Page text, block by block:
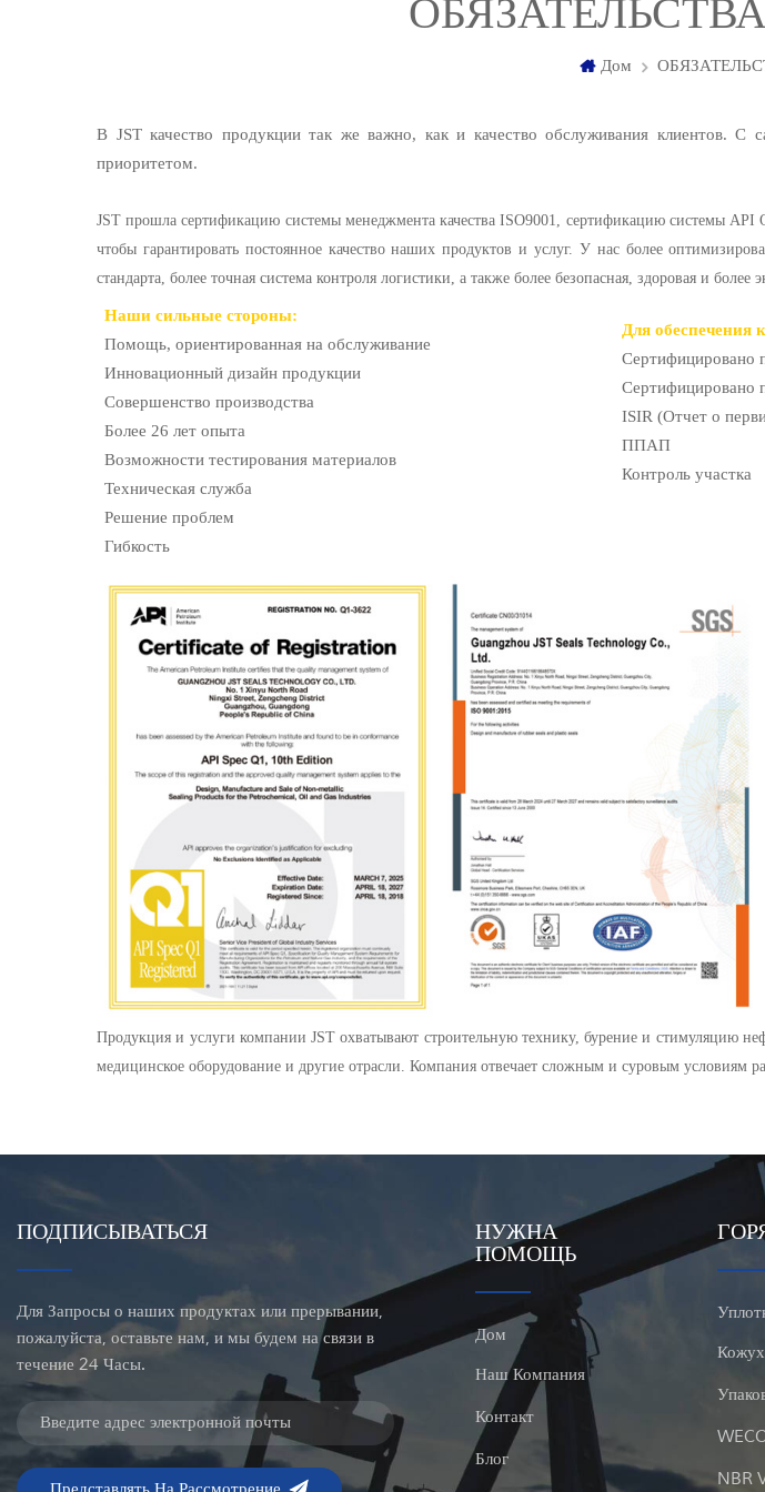
Дом
В JST качество продукции так же важно, как и качество обслуживания клиентов.
приоритетом.
JST прошла сертификацию системы менеджмента качества ISO9001, сертификацию системы
чтобы гарантировать постоянное качество наших продуктов и услуг. У нас более
стандарта, более точная система контроля логистики, а также более безопасная, здоровая и более
Наши сильные стороны:
Помощь, ориентированная на обслуживание
Инновационный дизайн продукции
Совершенство производства
Более 26 лет опыта
Возможности тестирования материалов
Техническая служба
Решение проблем
Гибкость
Для обеспечения
Сертифицировано
Сертифицировано
ISIR (Отчет о
ППАП
Контроль участка
Продукция и услуги компании JST охватывают строительную технику, бурение и стимуляцию
медицинское оборудование и другие отрасли. Компания отвечает сложным и суровым условиям
ПОДПИСЫВАТЬСЯ
Для Запросы о наших продуктах или прерывании,
пожалуйста, оставьте нам, и мы будем на связи в
течение 24 Часы.
НУЖНА
ПОМОЩЬ
Дом
Наш Компания
Контакт
Блог
NBR